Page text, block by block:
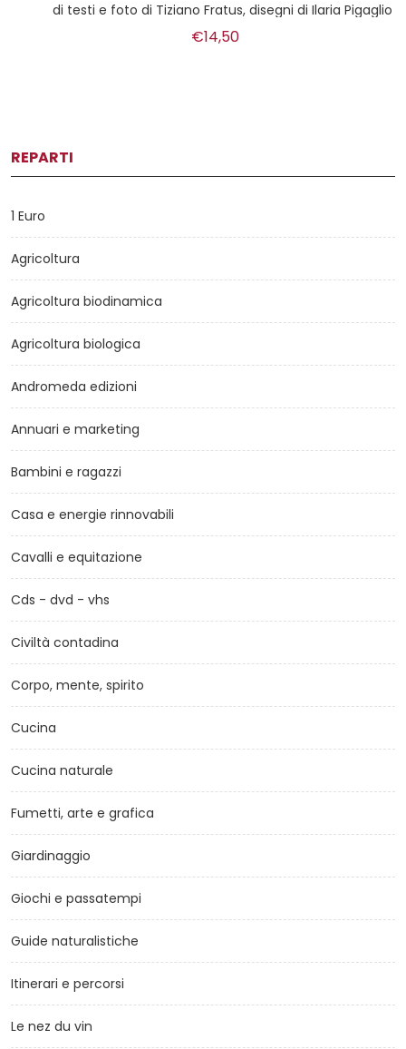
testi e foto di Tiziano Fratus, disegni di Ilaria Pigaglio
€14,50
REPARTI
1 Euro
Agricoltura
Agricoltura biodinamica
Agricoltura biologica
Andromeda edizioni
Annuari e marketing
Bambini e ragazzi
Casa e energie rinnovabili
Cavalli e equitazione
Cds - dvd - vhs
Civiltà contadina
Corpo, mente, spirito
Cucina
Cucina naturale
Fumetti, arte e grafica
Giardinaggio
Giochi e passatempi
Guide naturalistiche
Itinerari e percorsi
Le nez du vin